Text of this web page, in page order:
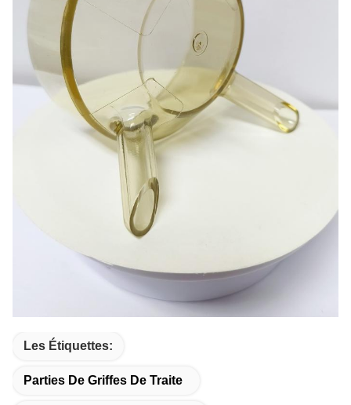
Les Étiquettes:
Parties De Griffes De Traite